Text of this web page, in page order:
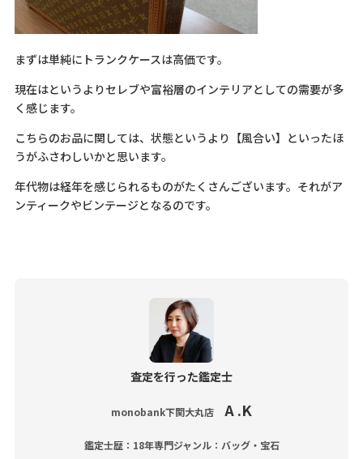
まずは単純にトランクケースは高価です。
現在はというよりセレブや富裕層のインテリアとしての需要が多
く感じます。
こちらのお品に関しては、状態というより【風合い】といったほ
うがふさわしいかと思います。
年代物は経年を感じられるものがたくさんございます。それがア
ンティークやビンテージとなるのです。
査定を行った鑑定士
monobank下関大丸店 A .K
鑑定士歴：18年専門ジャンル：バッグ・宝石